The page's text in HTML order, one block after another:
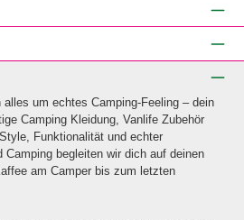
um echtes Camping-Feeling – dein
Camping Kleidung, Vanlife Zubehör
Funktionalität und echter
Camping begleiten wir dich auf deinen
am Camper bis zum letzten